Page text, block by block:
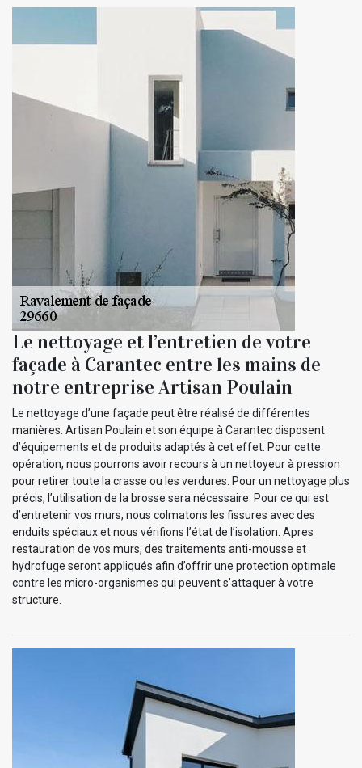
Le nettoyage et l’entretien de votre
façade à Carantec entre les mains de
notre entreprise Artisan Poulain
Le nettoyage d’une façade peut être réalisé de différentes
manières. Artisan Poulain et son équipe à Carantec disposent
d’équipements et de produits adaptés à cet effet. Pour cette
opération, nous pourrons avoir recours à un nettoyeur à pression
pour retirer toute la crasse ou les verdures. Pour un nettoyage plus
précis, l’utilisation de la brosse sera nécessaire. Pour ce qui est
d’entretenir vos murs, nous colmatons les fissures avec des
enduits spéciaux et nous vérifions l’état de l’isolation. Apres
restauration de vos murs, des traitements anti-mousse et
hydrofuge seront appliqués afin d’offrir une protection optimale
contre les micro-organismes qui peuvent s’attaquer à votre
structure.